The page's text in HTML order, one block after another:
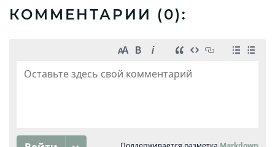
КОММЕНТАРИИ (0):